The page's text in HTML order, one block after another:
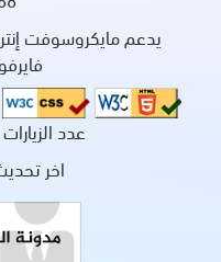
عدد
اخر